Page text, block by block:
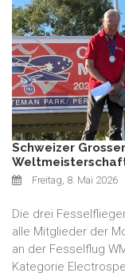
Schweizer
Freitag, 8. Mai 2026
Die drei
alle Mitglieder der
an der Fesselflug
Kategorie